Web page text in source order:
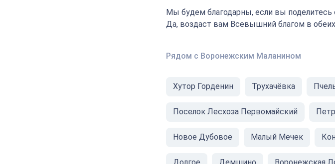
Мы будем благодарны, если вы
Да, воздаст вам Всевышний благом в
Рядом с Воронежским Маланином
Хутор Горденин Трухачëвка
Поселок Лесхоза Первомайский
Новое Дубовое Малый Мечек